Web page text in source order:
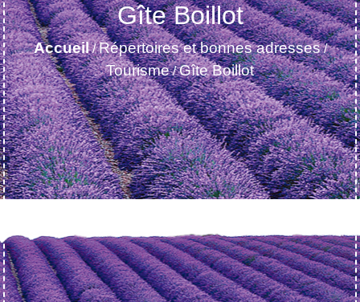
Gîte Boillot
Accueil/Répertoires et bonnes adresses/
Tourisme/Gîte Boillot